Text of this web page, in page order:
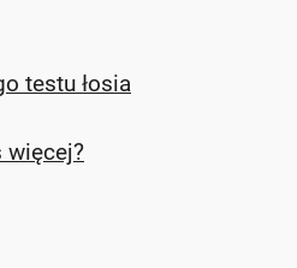
testu łosia
więcej?